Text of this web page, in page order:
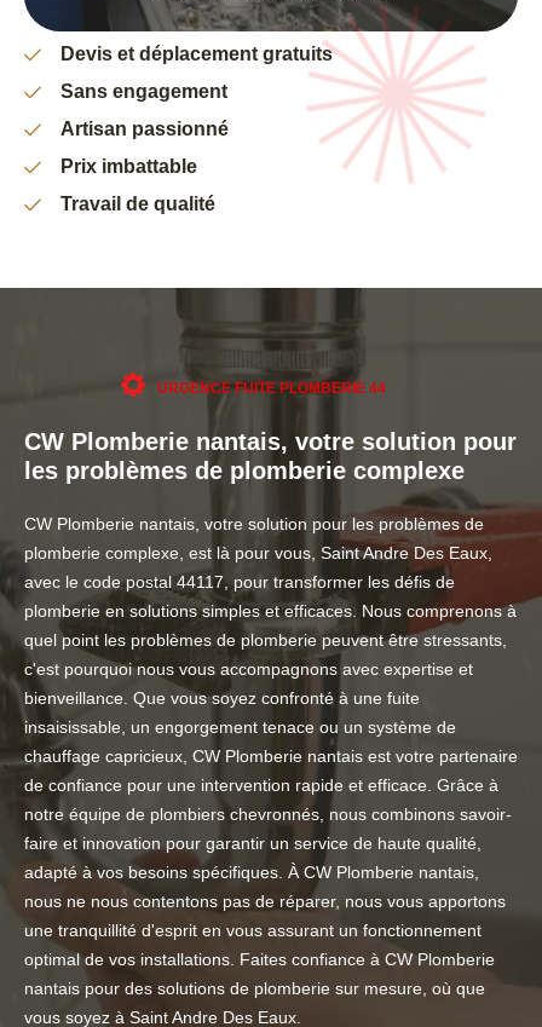
Devis et déplacement gratuits
Sans engagement
Artisan passionné
Prix imbattable
Travail de qualité
URGENCE FUITE PLOMBERIE 44
CW Plomberie nantais, votre solution pour
les problèmes de plomberie complexe
CW Plomberie nantais, votre solution pour les problèmes de
plomberie complexe, est là pour vous, Saint Andre Des Eaux,
avec le code postal 44117, pour transformer les défis de
plomberie en solutions simples et efficaces. Nous comprenons à
quel point les problèmes de plomberie peuvent être stressants,
c'est pourquoi nous vous accompagnons avec expertise et
bienveillance. Que vous soyez confronté à une fuite
insaisissable, un engorgement tenace ou un système de
chauffage capricieux, CW Plomberie nantais est votre partenaire
de confiance pour une intervention rapide et efficace. Grâce à
notre équipe de plombiers chevronnés, nous combinons savoir-
faire et innovation pour garantir un service de haute qualité,
adapté à vos besoins spécifiques. À CW Plomberie nantais,
nous ne nous contentons pas de réparer, nous vous apportons
une tranquillité d'esprit en vous assurant un fonctionnement
optimal de vos installations. Faites confiance à CW Plomberie
nantais pour des solutions de plomberie sur mesure, où que
vous soyez à Saint Andre Des Eaux.